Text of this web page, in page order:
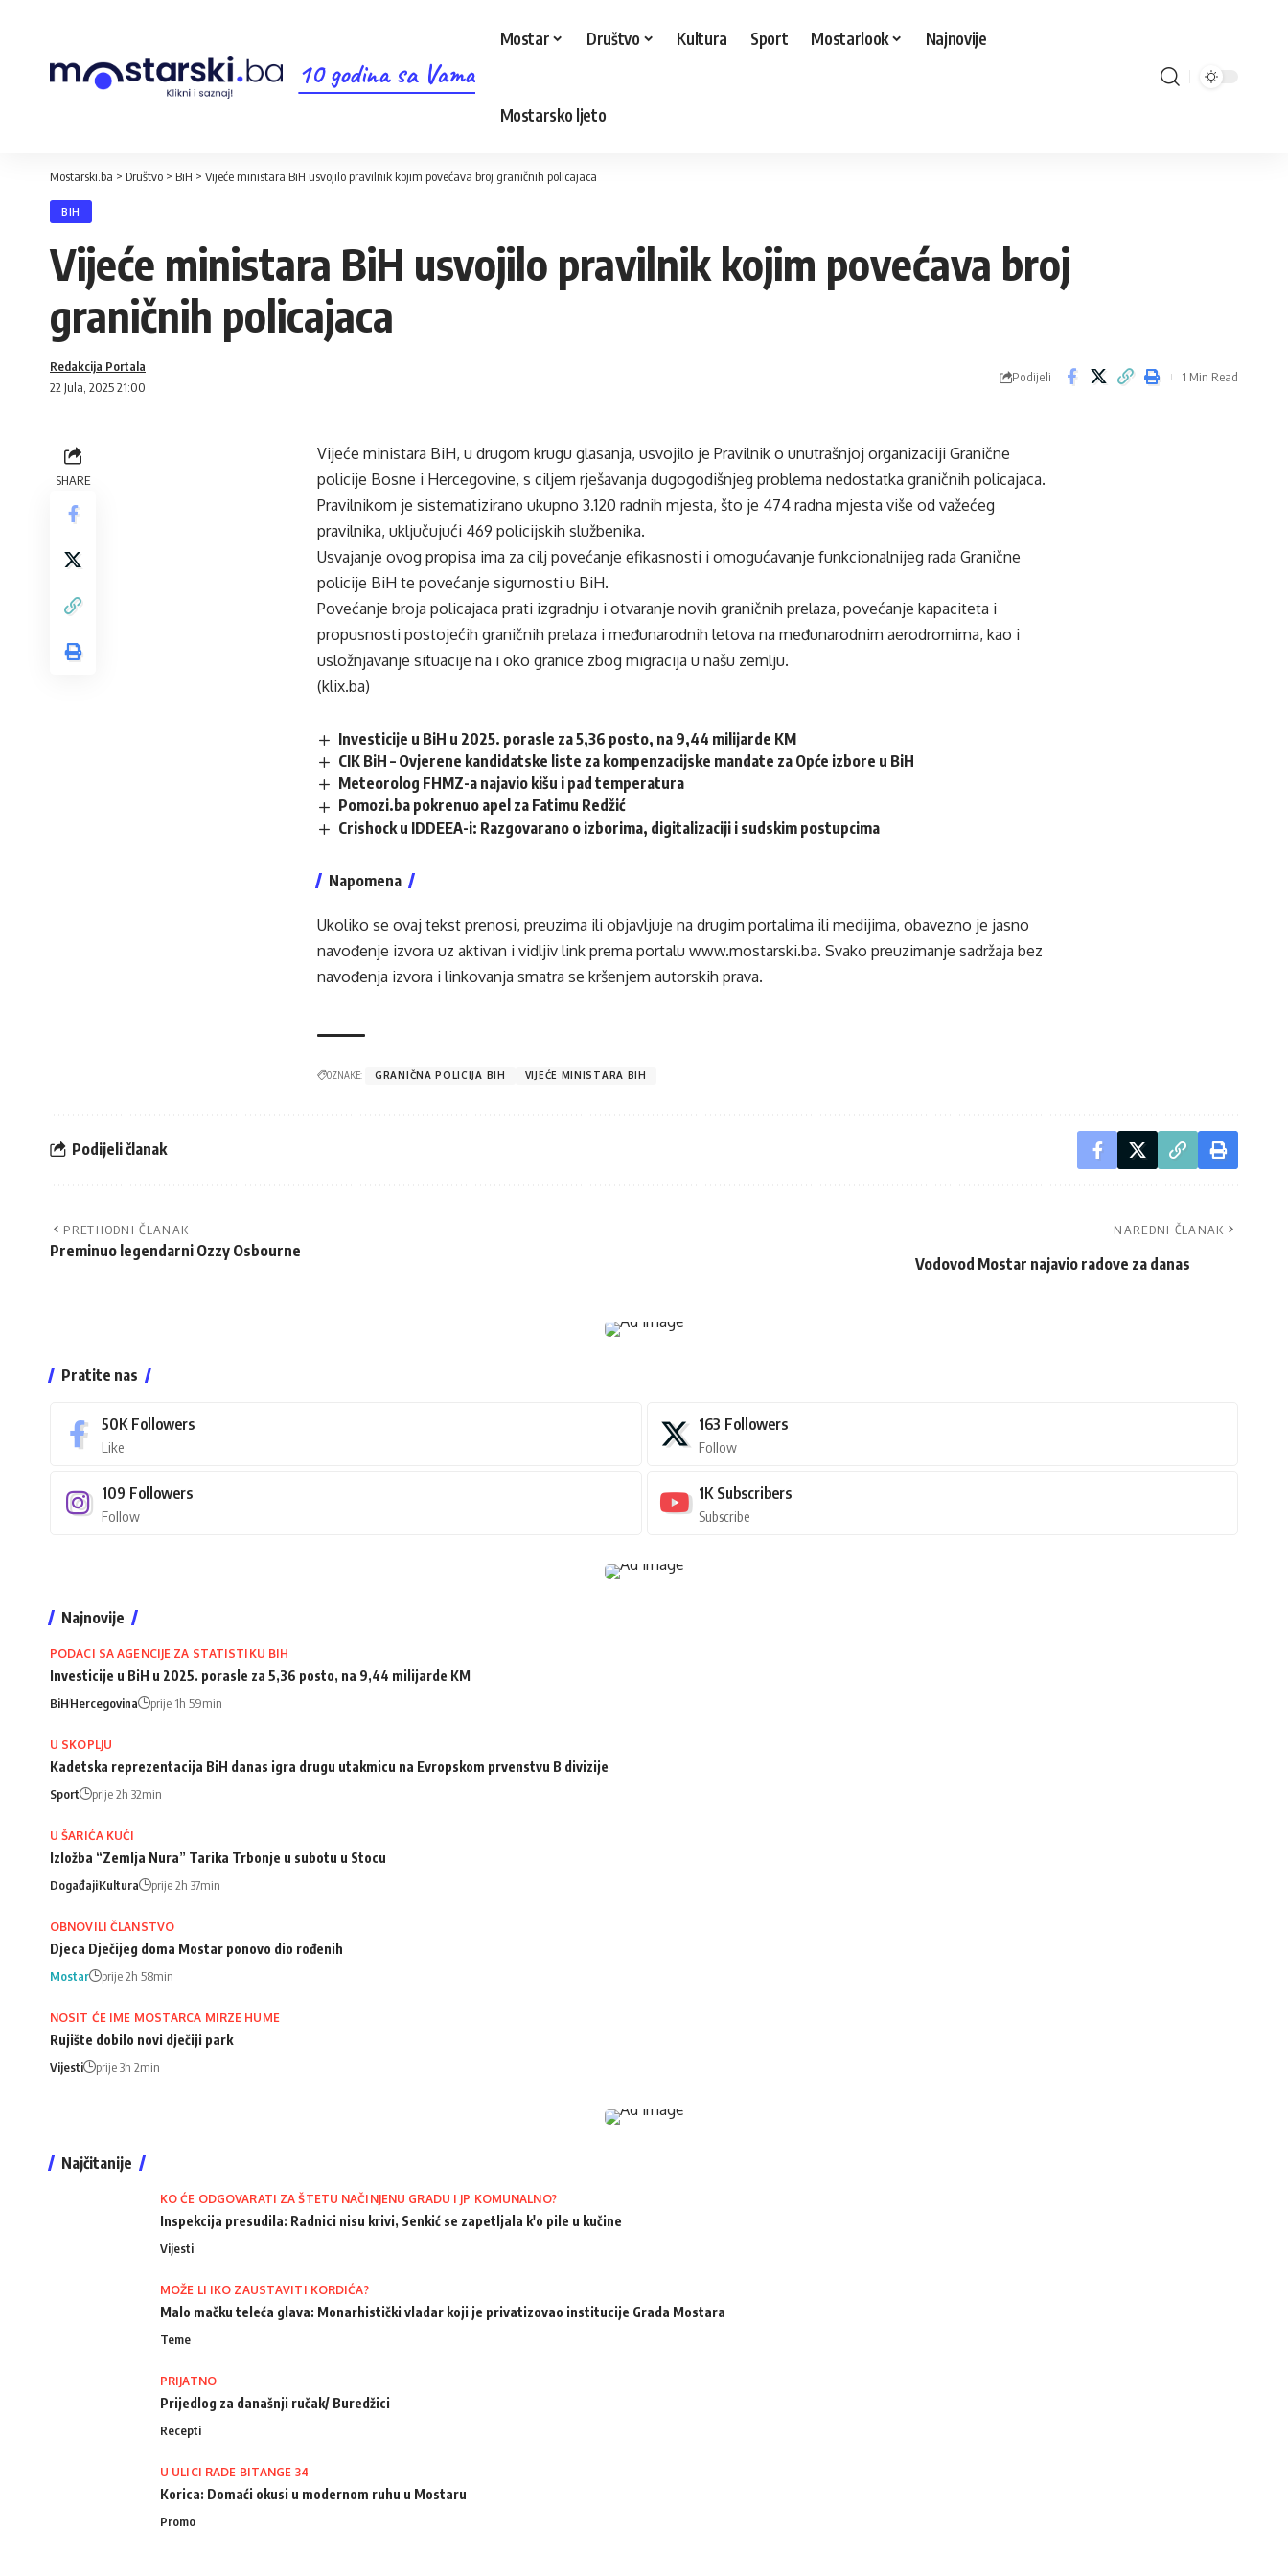
10 godina sa Vama
Mostar Društvo Kultura Sport Mostarlook Najnovije
Mostarsko ljeto
Mostarski.ba > Društvo > BiH > Vijeće ministara BiH usvojilo pravilnik kojim povećava broj graničnih policajaca
BIH
Vijeće ministara BiH usvojilo pravilnik kojim povećava broj
graničnih policajaca
22 Jula, 2025 21:00
Redakcija Portala
Podijeli 1 Min Read
SHARE
Vijeće ministara BiH, u drugom krugu glasanja, usvojilo je Pravilnik o unutrašnjoj organizaciji Granične
policije Bosne i Hercegovine, s ciljem rješavanja dugogodišnjeg problema nedostatka graničnih policajaca.
Pravilnikom je sistematizirano ukupno 3.120 radnih mjesta, što je 474 radna mjesta više od važećeg
pravilnika, uključujući 469 policijskih službenika.
Usvajanje ovog propisa ima za cilj povećanje efikasnosti i omogućavanje funkcionalnijeg rada Granične
policije BiH te povećanje sigurnosti u BiH.
Povećanje broja policajaca prati izgradnju i otvaranje novih graničnih prelaza, povećanje kapaciteta i
propusnosti postojećih graničnih prelaza i međunarodnih letova na međunarodnim aerodromima, kao i
usložnjavanje situacije na i oko granice zbog migracija u našu zemlju.
(klix.ba)
Investicije u BiH u 2025. porasle za 5,36 posto, na 9,44 milijarde KM
CIK BiH – Ovjerene kandidatske liste za kompenzacijske mandate za Opće izbore u BiH
Meteorolog FHMZ-a najavio kišu i pad temperatura
Pomozi.ba pokrenuo apel za Fatimu Redžić
Crishock u IDDEEA-i: Razgovarano o izborima, digitalizaciji i sudskim postupcima
Napomena
Ukoliko se ovaj tekst prenosi, preuzima ili objavljuje na drugim portalima ili medijima, obavezno je jasno
navođenje izvora uz aktivan i vidljiv link prema portalu www.mostarski.ba. Svako preuzimanje sadržaja bez
navođenja izvora i linkovanja smatra se kršenjem autorskih prava.
OZNAKE: GRANIČNA POLICIJA BIH VIJEĆE MINISTARA BIH
Podijeli članak
PRETHODNI ČLANAK
Preminuo legendarni Ozzy Osbourne
NAREDNI ČLANAK
Vodovod Mostar najavio radove za danas
Pratite nas
50K Followers
Like
163 Followers
Follow
109 Followers
Follow
1K Subscribers
Subscribe
Najnovije
PODACI SA AGENCIJE ZA STATISTIKU BIH
Investicije u BiH u 2025. porasle za 5,36 posto, na 9,44 milijarde KM
BiHHercegovina prije 1h 59min
U SKOPLJU
Kadetska reprezentacija BiH danas igra drugu utakmicu na Evropskom prvenstvu B divizije
Sport prije 2h 32min
U ŠARIĆA KUĆI
Izložba “Zemlja Nura” Tarika Trbonje u subotu u Stocu
DogađajiKultura prije 2h 37min
OBNOVILI ČLANSTVO
Djeca Dječijeg doma Mostar ponovo dio rođenih
Mostar prije 2h 58min
NOSIT ĆE IME MOSTARCA MIRZE HUME
Rujište dobilo novi dječiji park
Vijesti prije 3h 2min
Najčitanije
KO ĆE ODGOVARATI ZA ŠTETU NAČINJENU GRADU I JP KOMUNALNO?
Inspekcija presudila: Radnici nisu krivi, Senkić se zapetljala k'o pile u kučine
Vijesti
MOŽE LI IKO ZAUSTAVITI KORDIĆA?
Malo mačku teleća glava: Monarhistički vladar koji je privatizovao institucije Grada Mostara
Teme
PRIJATNO
Prijedlog za današnji ručak/ Buredžici
Recepti
U ULICI RADE BITANGE 34
Korica: Domaći okusi u modernom ruhu u Mostaru
Promo